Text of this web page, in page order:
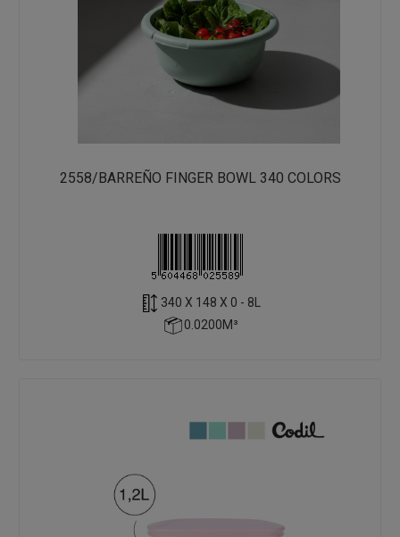
2558/BARREÑO FINGER BOWL 340 COLORS
340 X 148 X 0 - 8L
0.0200M³